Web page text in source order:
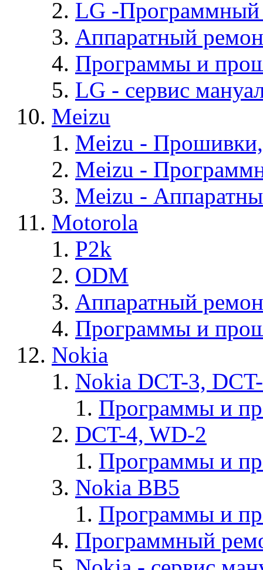
LG -Программный
Аппаратный
Программы и
LG - cервис
Meizu
Meizu -
Meizu -
Meizu -
Motorola
P2k
ODM
Аппаратный
Программы и
Nokia
Nokia DCT-3,
Программы и
DCT-4, WD-2
Программы и
Nokia BB5
Программы и
Программный